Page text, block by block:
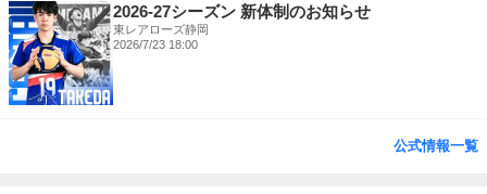
2026-27シーズン 新体制のお知らせ
東レアローズ静岡
2026/7/23 18:00
公式情報一覧